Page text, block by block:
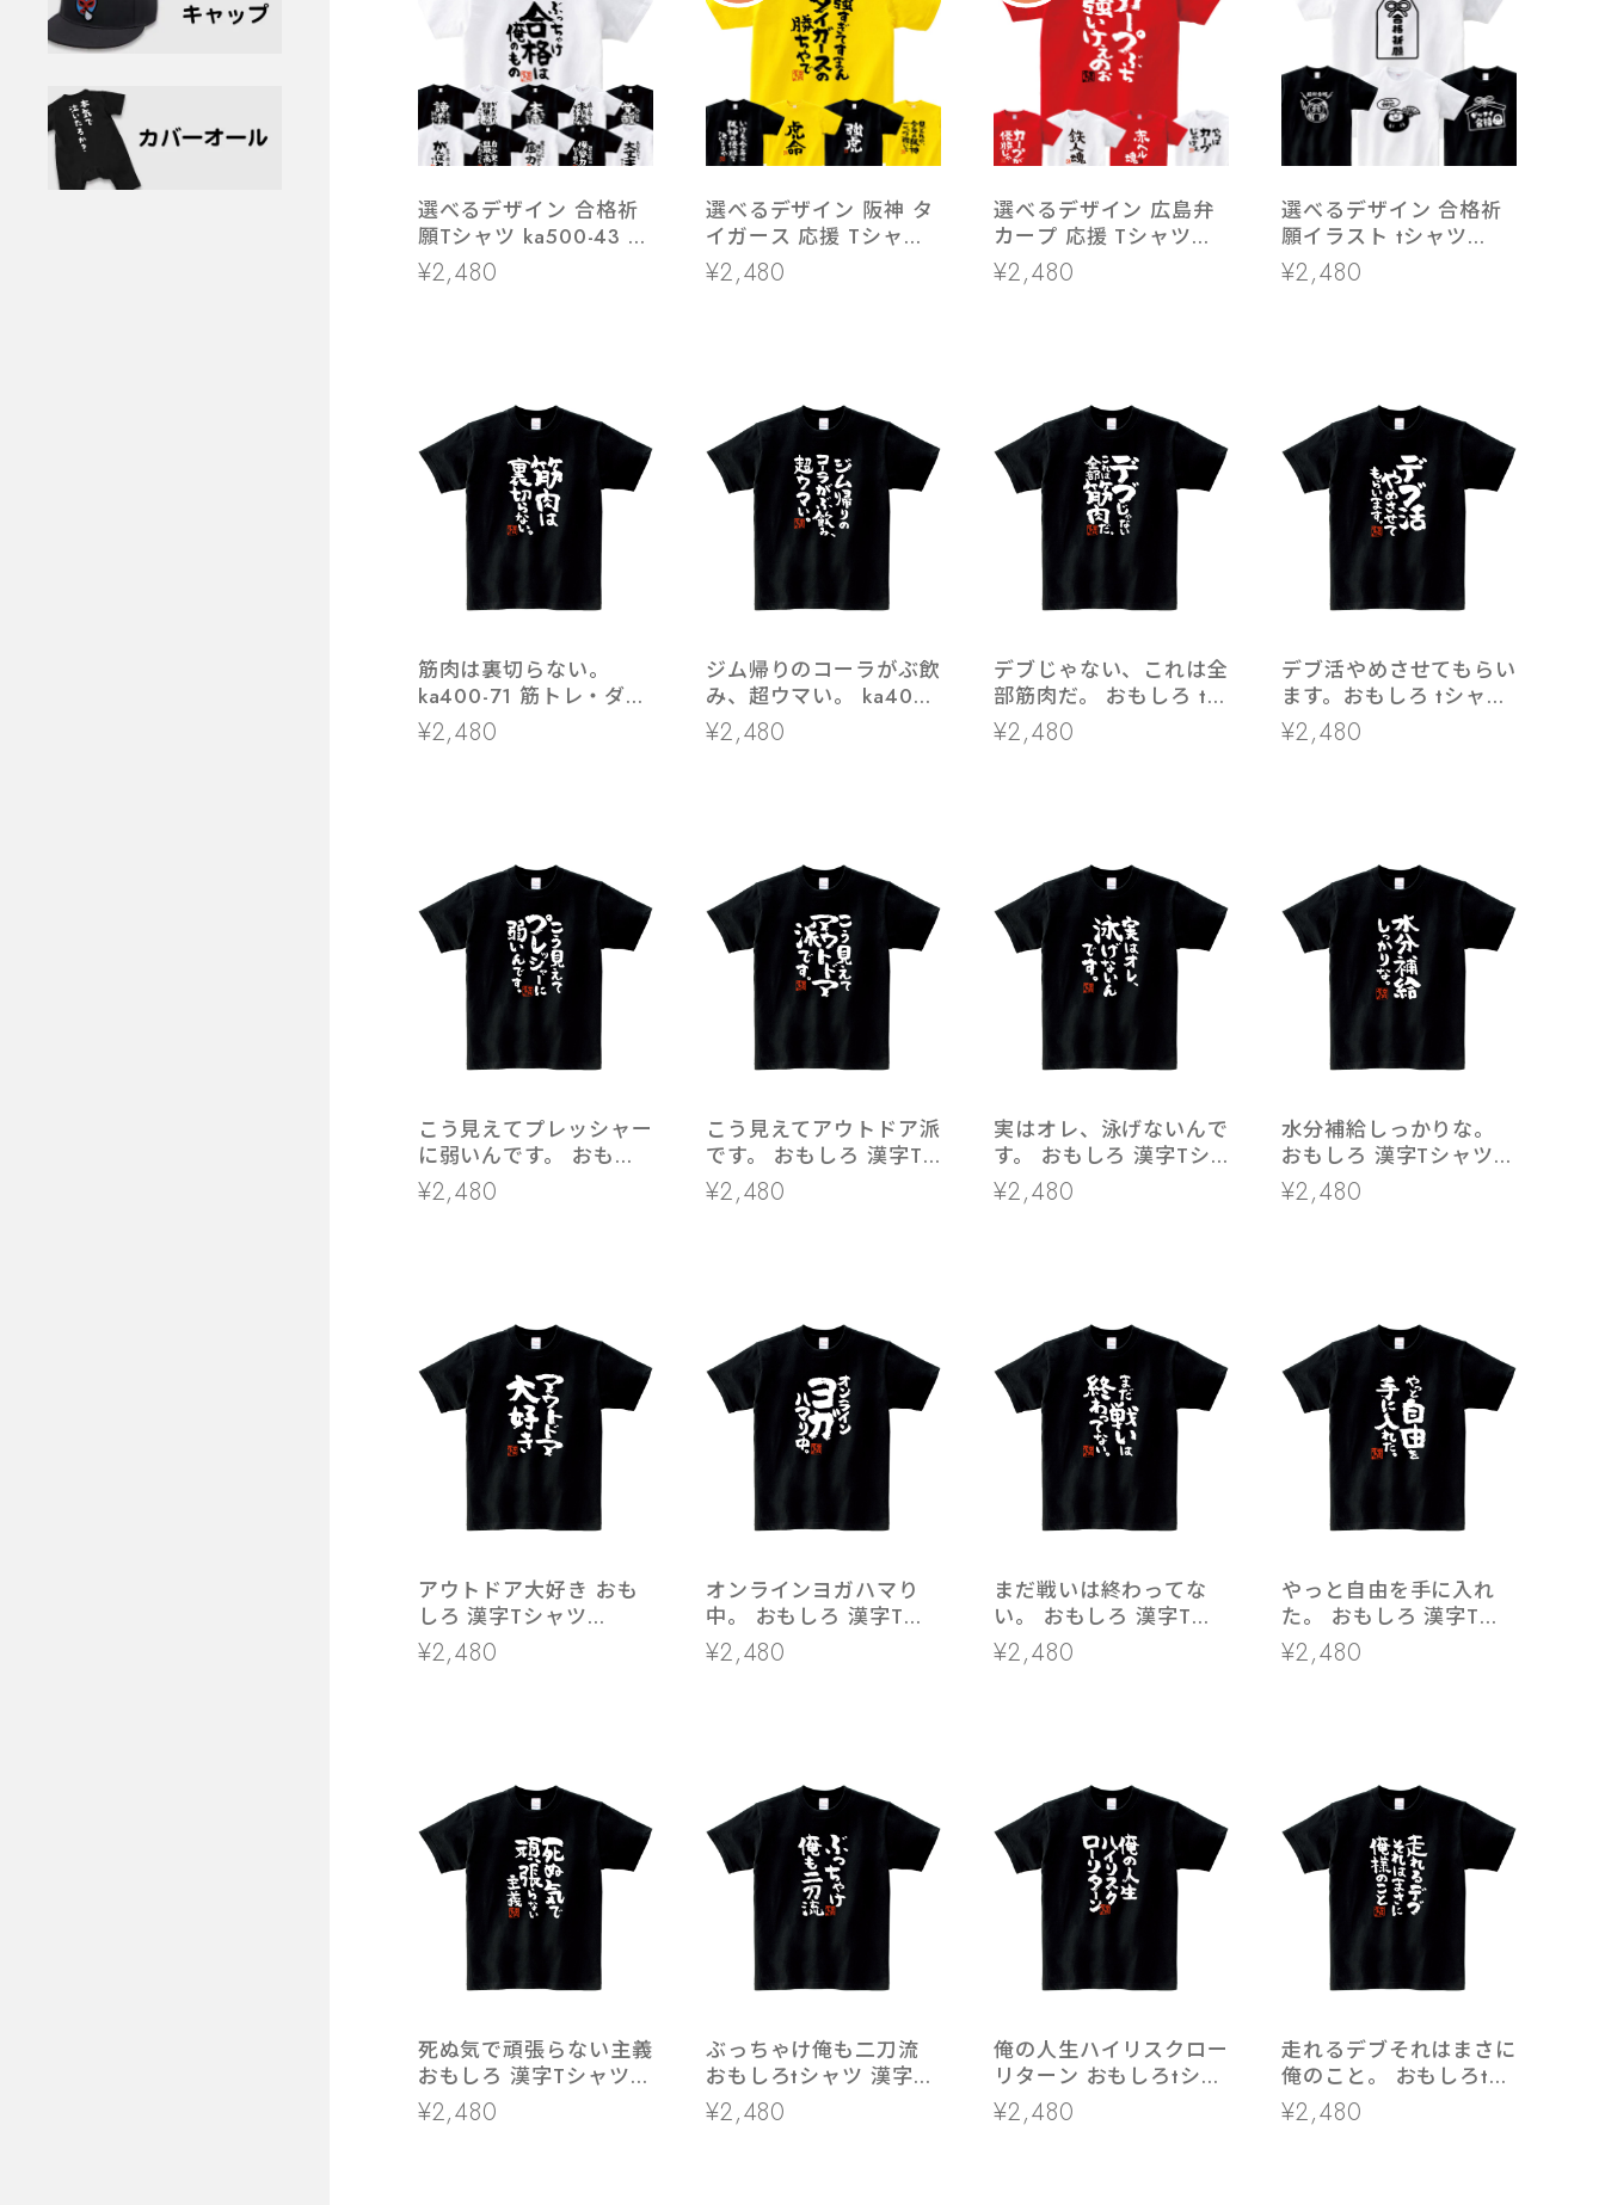
選べるデザイン 合格祈
願Tシャツ ka500-43 大
学受験 高校受験 半袖・
長袖 勝負願掛け 資格勉
¥2,480
選べるデザイン 阪神 タ
イガース 応援 Tシャツ
ka300-52 スポーツ 虎
ファン 野球
¥2,480
選べるデザイン 広島弁
カープ 応援 Tシャツ
ka300-04 野球
¥2,480
選べるデザイン 合格祈
願イラスト tシャツ
os108 受験対策大学受
験 高校受験 だるま 絵馬
¥2,480
筋肉は裏切らない。
ka400-71 筋トレ・ダイ
エット おもしろ 漢字T
シャツ
¥2,480
ジム帰りのコーラがぶ飲
み、超ウマい。 ka400-
40 おもしろ 漢字Tシャ
ツ 男女兼用 オールシー
送料込 送料無料
¥2,480
デブじゃない、これは全
部筋肉だ。 おもしろ tシ
ャツ ka400-87 ガタイ
ストイック 自己管理 体
¥2,480
デブ活やめさせてもらい
ます。おもしろ tシャツ
ka400-80 チートデイ
決意 食事制限 カロリー
¥2,480
こう見えてプレッシャー
に弱いんです。 おもし
ろ 漢字Tシャツ ka400-
16 自虐 重圧感
¥2,480
こう見えてアウトドア派
です。 おもしろ 漢字T
シャツ ka400-14
¥2,480
実はオレ、泳げないんで
す。 おもしろ 漢字Tシ
ャツ ka400-13
¥2,480
水分補給しっかりな。
おもしろ 漢字Tシャツ
ka400-128 和柄 熱中症
対策
¥2,480
アウトドア大好き おも
しろ 漢字Tシャツ
ka400-12 登山 ハイキ
ング キャンプ好き
¥2,480
オンラインヨガハマり
中。 おもしろ 漢字Tシ
ャツ ka400-119 和柄
zoom ヨガ ダイエット
¥2,480
まだ戦いは終わってな
い。 おもしろ 漢字Tシ
ャツ ka400-108 和柄
¥2,480
やっと自由を手に入れ
た。 おもしろ 漢字Tシ
ャツ ka400-107和柄 自
由 解放
¥2,480
死ぬ気で頑張らない主義
おもしろ 漢字Tシャツ
ka400-05
¥2,480
ぶっちゃけ俺も二刀流
おもしろtシャツ 漢字
ka300-40 文字 メッセ
ージTシャツ
¥2,480
俺の人生ハイリスクロー
リターン おもしろtシャ
ツ 漢字 ka300-22 文字
メッセージTシャツ
¥2,480
走れるデブそれはまさに
俺のこと。 おもしろtシ
ャツ ka300-21 漢字 文
字 メッセージTシャツ
¥2,480